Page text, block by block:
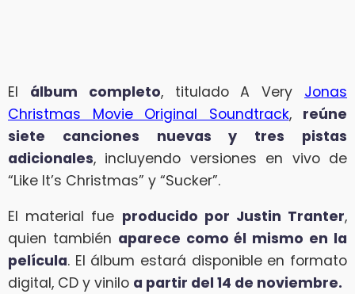
El álbum completo, titulado A Very Jonas
Christmas Movie Original Soundtrack, reúne
siete canciones nuevas y tres pistas
adicionales, incluyendo versiones en vivo de
“Like It’s Christmas” y “Sucker”.
El material fue producido por Justin Tranter,
quien también aparece como él mismo en la
película. El álbum estará disponible en formato
digital, CD y vinilo a partir del 14 de noviembre.